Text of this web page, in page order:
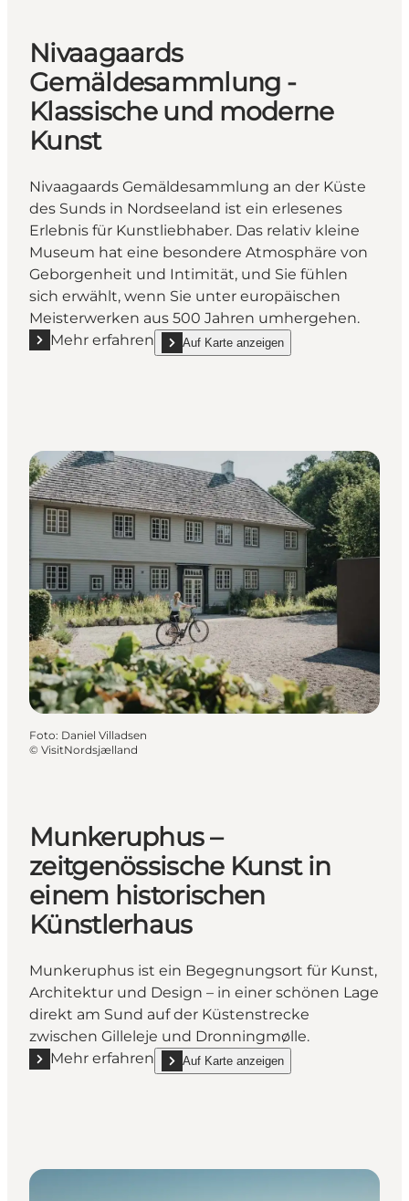
Nivaagaards
Gemäldesammlung -
Klassische und moderne
Kunst
Nivaagaards Gemäldesammlung an der Küste
des Sunds in Nordseeland ist ein erlesenes
Erlebnis für Kunstliebhaber. Das relativ kleine
Museum hat eine besondere Atmosphäre von
Geborgenheit und Intimität, und Sie fühlen
sich erwählt, wenn Sie unter europäischen
Meisterwerken aus 500 Jahren umhergehen.
Mehr erfahren
Mehr erfahren "Nivaagaards Gemäldesammlung -
Auf Karte anzeigen
show Nivaagaards Gemäldesammlung -
Foto: Daniel Villadsen
© VisitNordsjælland
Munkeruphus –
zeitgenössische Kunst in
einem historischen
Künstlerhaus
Munkeruphus ist ein Begegnungsort für Kunst,
Architektur und Design – in einer schönen Lage
direkt am Sund auf der Küstenstrecke
zwischen Gilleleje und Dronningmølle.
Mehr erfahren
Mehr erfahren "Munkeruphus – zeitgenössische
Auf Karte anzeigen
show Munkeruphus – zeitgenössische Kunst